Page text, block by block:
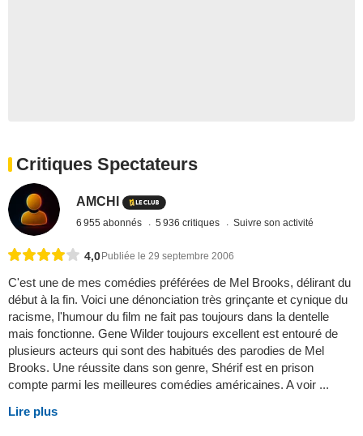
Critiques Spectateurs
AMCHI
6 955 abonnés 5 936 critiques Suivre son activité
4,0Publiée le 29 septembre 2006
C'est une de mes comédies préférées de Mel Brooks, délirant du
début à la fin. Voici une dénonciation très grinçante et cynique du
racisme, l'humour du film ne fait pas toujours dans la dentelle
mais fonctionne. Gene Wilder toujours excellent est entouré de
plusieurs acteurs qui sont des habitués des parodies de Mel
Brooks. Une réussite dans son genre, Shérif est en prison
compte parmi les meilleures comédies américaines. A voir ...
Lire plus